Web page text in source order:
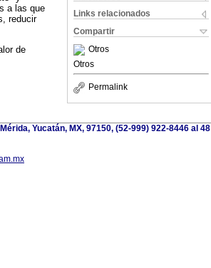
Links relacionados
Compartir
Otros
Otros
Permalink
a las que
reducir
de
Yucatán, MX, 97150, (52-999) 922-8446 al 48